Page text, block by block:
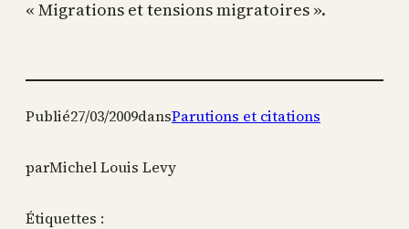
« Migrations et tensions migratoires ».
Publié27/03/2009dansParutions et citations
parMichel Louis Levy
Étiquettes :